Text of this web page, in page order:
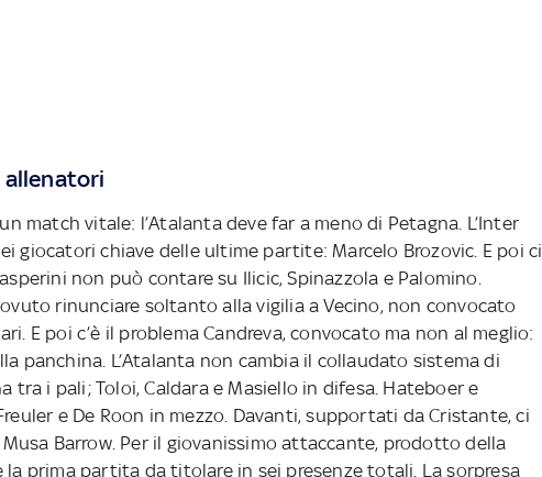
allenatori
match vitale: l’Atalanta deve far a meno di Petagna. L’Inter
giocatori chiave delle ultime partite: Marcelo Brozovic. E poi ci
non può contare su Ilicic, Spinazzola e Palomino.
rinunciare soltanto alla vigilia a Vecino, non convocato
E poi c’è il problema Candreva, convocato ma non al meglio:
panchina. L’Atalanta non cambia il collaudato sistema di
tra i pali; Toloi, Caldara e Masiello in difesa. Hateboer e
e De Roon in mezzo. Davanti, supportati da Cristante, ci
Barrow. Per il giovanissimo attaccante, prodotto della
la prima partita da titolare in sei presenze totali. La sorpresa